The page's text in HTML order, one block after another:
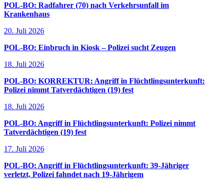
POL-BO: Radfahrer (70) nach Verkehrsunfall im
Krankenhaus
20. Juli 2026
POL-BO: Einbruch in Kiosk – Polizei sucht Zeugen
18. Juli 2026
POL-BO: KORREKTUR: Angriff in Flüchtlingsunterkunft:
Polizei nimmt Tatverdächtigen (19) fest
18. Juli 2026
POL-BO: Angriff in Flüchtlingsunterkunft: Polizei nimmt
Tatverdächtigen (19) fest
17. Juli 2026
POL-BO: Angriff in Flüchtlingsunterkunft: 39-Jähriger
verletzt, Polizei fahndet nach 19-Jährigem